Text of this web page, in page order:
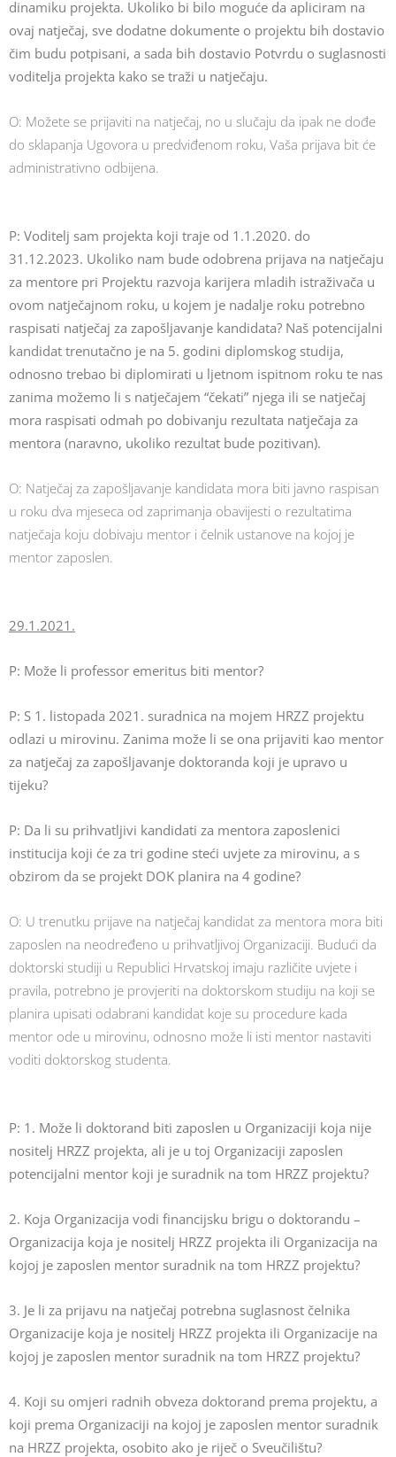
dinamiku projekta. Ukoliko bi bilo moguće da apliciram na
ovaj natječaj, sve dodatne dokumente o projektu bih dostavio
čim budu potpisani, a sada bih dostavio Potvrdu o suglasnosti
voditelja projekta kako se traži u natječaju.
O: Možete se prijaviti na natječaj, no u slučaju da ipak ne dođe
do sklapanja Ugovora u predviđenom roku, Vaša prijava bit će
administrativno odbijena.
P: Voditelj sam projekta koji traje od 1.1.2020. do
31.12.2023. Ukoliko nam bude odobrena prijava na natječaju
za mentore pri Projektu razvoja karijera mladih istraživača u
ovom natječajnom roku, u kojem je nadalje roku potrebno
raspisati natječaj za zapošljavanje kandidata? Naš potencijalni
kandidat trenutačno je na 5. godini diplomskog studija,
odnosno trebao bi diplomirati u ljetnom ispitnom roku te nas
zanima možemo li s natječajem “čekati” njega ili se natječaj
mora raspisati odmah po dobivanju rezultata natječaja za
mentora (naravno, ukoliko rezultat bude pozitivan).
O: Natječaj za zapošljavanje kandidata mora biti javno raspisan
u roku dva mjeseca od zaprimanja obavijesti o rezultatima
natječaja koju dobivaju mentor i čelnik ustanove na kojoj je
mentor zaposlen.
29.1.2021.
P: Može li professor emeritus biti mentor?
P: S 1. listopada 2021. suradnica na mojem HRZZ projektu
odlazi u mirovinu. Zanima može li se ona prijaviti kao mentor
za natječaj za zapošljavanje doktoranda koji je upravo u
tijeku?
P: Da li su prihvatljivi kandidati za mentora zaposlenici
institucija koji će za tri godine steći uvjete za mirovinu, a s
obzirom da se projekt DOK planira na 4 godine?
O: U trenutku prijave na natječaj kandidat za mentora mora biti
zaposlen na neodređeno u prihvatljivoj Organizaciji. Budući da
doktorski studiji u Republici Hrvatskoj imaju različite uvjete i
pravila, potrebno je provjeriti na doktorskom studiju na koji se
planira upisati odabrani kandidat koje su procedure kada
mentor ode u mirovinu, odnosno može li isti mentor nastaviti
voditi doktorskog studenta.
P: 1. Može li doktorand biti zaposlen u Organizaciji koja nije
nositelj HRZZ projekta, ali je u toj Organizaciji zaposlen
potencijalni mentor koji je suradnik na tom HRZZ projektu?
2. Koja Organizacija vodi financijsku brigu o doktorandu –
Organizacija koja je nositelj HRZZ projekta ili Organizacija na
kojoj je zaposlen mentor suradnik na tom HRZZ projektu?
3. Je li za prijavu na natječaj potrebna suglasnost čelnika
Organizacije koja je nositelj HRZZ projekta ili Organizacije na
kojoj je zaposlen mentor suradnik na tom HRZZ projektu?
4. Koji su omjeri radnih obveza doktorand prema projektu, a
koji prema Organizaciji na kojoj je zaposlen mentor suradnik
na HRZZ projekta, osobito ako je riječ o Sveučilištu?